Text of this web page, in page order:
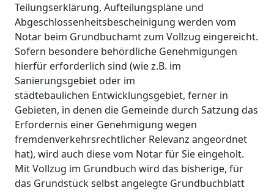
Teilungserklärung, Aufteilungspläne und
Abgeschlossenheitsbescheinigung werden vom
Notar beim Grundbuchamt zum Vollzug eingereicht.
Sofern besondere behördliche Genehmigungen
hierfür erforderlich sind (wie z.B. im
Sanierungsgebiet oder im
städtebaulichen Entwicklungsgebiet, ferner in
Gebieten, in denen die Gemeinde durch Satzung das
Erfordernis einer Genehmigung wegen
fremdenverkehrsrechtlicher Relevanz angeordnet
hat), wird auch diese vom Notar für Sie eingeholt.
Mit Vollzug im Grundbuch wird das bisherige, für
das Grundstück selbst angelegte Grundbuchblatt